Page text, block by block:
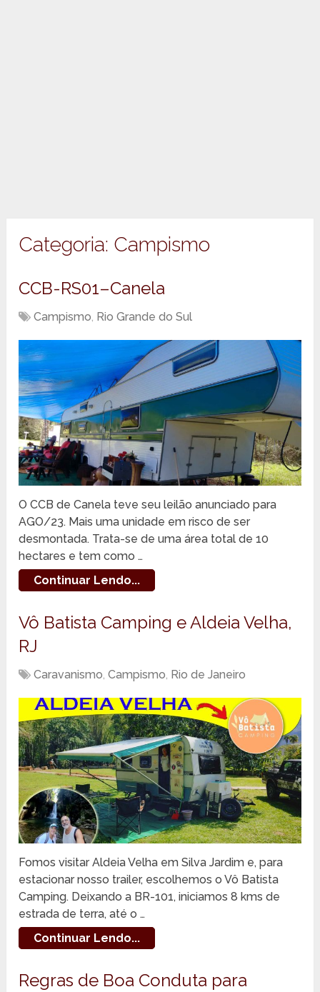
Categoria: Campismo
CCB-RS01–Canela
Campismo, Rio Grande do Sul
O CCB de Canela teve seu leilão anunciado para
AGO/23. Mais uma unidade em risco de ser
desmontada. Trata-se de uma área total de 10
hectares e tem como …
Continuar Lendo...
Vô Batista Camping e Aldeia Velha,
RJ
Caravanismo,Campismo, Rio de Janeiro
Fomos visitar Aldeia Velha em Silva Jardim e, para
estacionar nosso trailer, escolhemos o Vô Batista
Camping. Deixando a BR-101, iniciamos 8 kms de
estrada de terra, até o …
Continuar Lendo...
Regras de Boa Conduta para